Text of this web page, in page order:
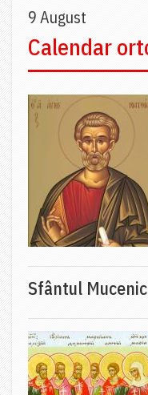
9 August
Calendar
Sfântul